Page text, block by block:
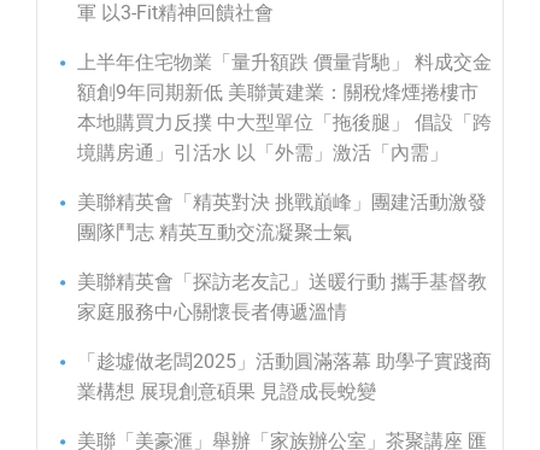
軍 以3-Fit精神回饋社會
上半年住宅物業「量升額跌 價量背馳」 料成交金
額創9年同期新低 美聯黃建業：關稅烽煙捲樓市
本地購買力反撲 中大型單位「拖後腿」 倡設「跨
境購房通」引活水 以「外需」激活「內需」
美聯精英會「精英對決 挑戰巔峰」團建活動激發
團隊鬥志 精英互動交流凝聚士氣
美聯精英會「探訪老友記」送暖行動 攜手基督教
家庭服務中心關懷長者傳遞溫情
「趁墟做老闆2025」活動圓滿落幕 助學子實踐商
業構想 展現創意碩果 見證成長蛻變
美聯「美豪滙」舉辦「家族辦公室」茶聚講座 匯